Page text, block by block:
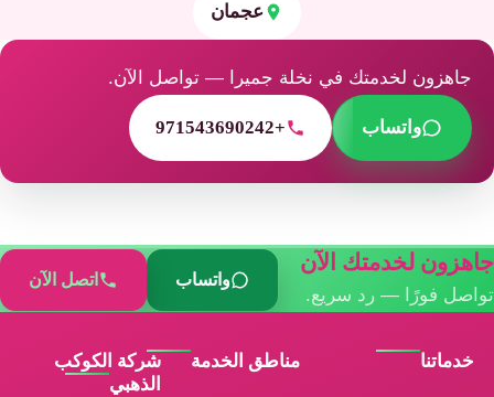
عجمان
جاهزون لخدمتك في نخلة جميرا — تواصل الآن.
واتساب +971543690242
جاهزون لخدمتك الآن
تواصل فورًا — رد سريع.
واتساب اتصل الآن
خدماتنا مناطق الخدمة
شركة الكوكب
الذهبي